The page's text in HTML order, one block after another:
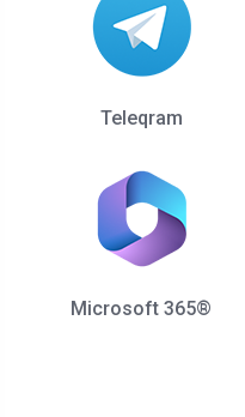
Teleqram
Microsoft 365®